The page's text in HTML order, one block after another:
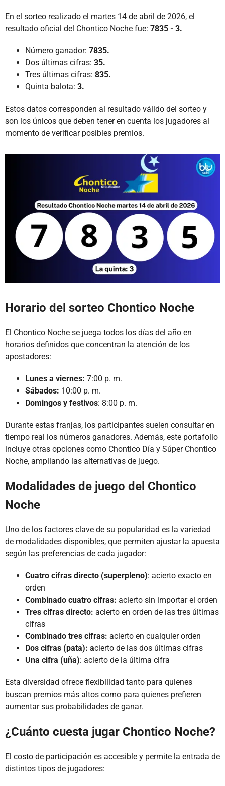
En el sorteo realizado el martes 14 de abril de 2026, el
resultado oficial del Chontico Noche fue: 7835 - 3.
Número ganador: 7835.
Dos últimas cifras: 35.
Tres últimas cifras: 835.
Quinta balota: 3.
Estos datos corresponden al resultado válido del sorteo y
son los únicos que deben tener en cuenta los jugadores al
momento de verificar posibles premios.
Horario del sorteo Chontico Noche
El Chontico Noche se juega todos los días del año en
horarios definidos que concentran la atención de los
apostadores:
Lunes a viernes: 7:00 p. m.
Sábados: 10:00 p. m.
Domingos y festivos: 8:00 p. m.
Durante estas franjas, los participantes suelen consultar en
tiempo real los números ganadores. Además, este portafolio
incluye otras opciones como Chontico Día y Súper Chontico
Noche, ampliando las alternativas de juego.
Modalidades de juego del Chontico
Noche
Uno de los factores clave de su popularidad es la variedad
de modalidades disponibles, que permiten ajustar la apuesta
según las preferencias de cada jugador:
Cuatro cifras directo (superpleno): acierto exacto en
orden
Combinado cuatro cifras: acierto sin importar el orden
Tres cifras directo: acierto en orden de las tres últimas
cifras
Combinado tres cifras: acierto en cualquier orden
Dos cifras (pata): acierto de las dos últimas cifras
Una cifra (uña): acierto de la última cifra
Esta diversidad ofrece flexibilidad tanto para quienes
buscan premios más altos como para quienes prefieren
aumentar sus probabilidades de ganar.
¿Cuánto cuesta jugar Chontico Noche?
El costo de participación es accesible y permite la entrada de
distintos tipos de jugadores: